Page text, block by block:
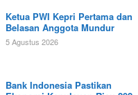
Ketua PWI Kepri Pertama dan
Belasan Anggota Mundur
5 Agustus 2026
Bank Indonesia Pastikan